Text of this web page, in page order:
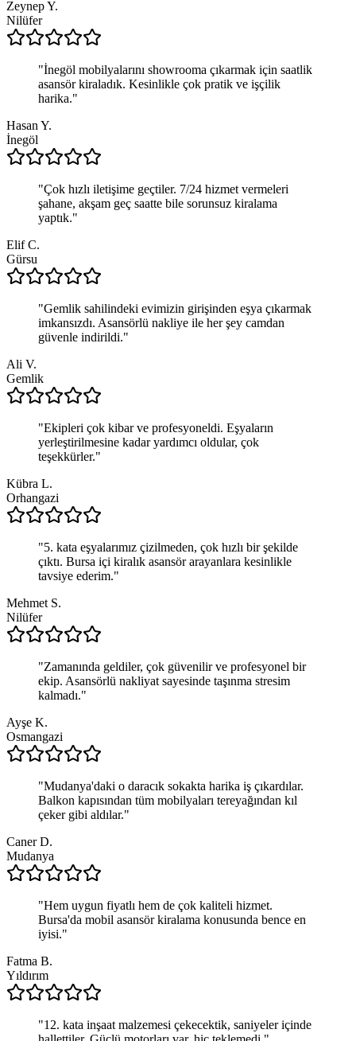
Zeynep Y.
Nilüfer
"İnegöl mobilyalarını showrooma çıkarmak için saatlik
asansör kiraladık. Kesinlikle çok pratik ve işçilik
harika."
Hasan Y.
İnegöl
"Çok hızlı iletişime geçtiler. 7/24 hizmet vermeleri
şahane, akşam geç saatte bile sorunsuz kiralama
yaptık."
Elif C.
Gürsu
"Gemlik sahilindeki evimizin girişinden eşya çıkarmak
imkansızdı. Asansörlü nakliye ile her şey camdan
güvenle indirildi."
Ali V.
Gemlik
"Ekipleri çok kibar ve profesyoneldi. Eşyaların
yerleştirilmesine kadar yardımcı oldular, çok
teşekkürler."
Kübra L.
Orhangazi
"5. kata eşyalarımız çizilmeden, çok hızlı bir şekilde
çıktı. Bursa içi kiralık asansör arayanlara kesinlikle
tavsiye ederim."
Mehmet S.
Nilüfer
"Zamanında geldiler, çok güvenilir ve profesyonel bir
ekip. Asansörlü nakliyat sayesinde taşınma stresim
kalmadı."
Ayşe K.
Osmangazi
"Mudanya'daki o daracık sokakta harika iş çıkardılar.
Balkon kapısından tüm mobilyaları tereyağından kıl
çeker gibi aldılar."
Caner D.
Mudanya
"Hem uygun fiyatlı hem de çok kaliteli hizmet.
Bursa'da mobil asansör kiralama konusunda bence en
iyisi."
Fatma B.
Yıldırım
"12. kata inşaat malzemesi çekecektik, saniyeler içinde